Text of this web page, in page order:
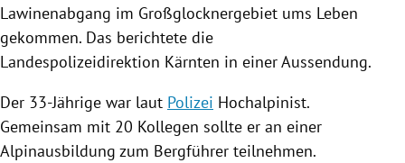
Untermenü
Lawinenabgang im Großglocknergebiet ums Leben
gekommen. Das berichtete die
Landespolizeidirektion Kärnten in einer Aussendung.
Der 33-Jährige war laut Polizei Hochalpinist.
Gemeinsam mit 20 Kollegen sollte er an einer
Alpinausbildung zum Bergführer teilnehmen.